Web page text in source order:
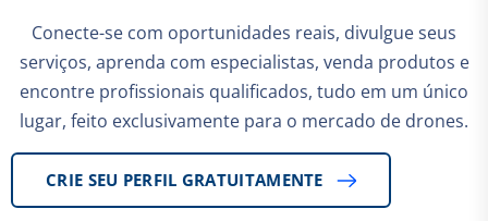
Conecte-se com oportunidades reais, divulgue seus
serviços, aprenda com especialistas, venda produtos e
encontre profissionais qualificados, tudo em um único
lugar, feito exclusivamente para o mercado de drones.
CRIE SEU PERFIL GRATUITAMENTE